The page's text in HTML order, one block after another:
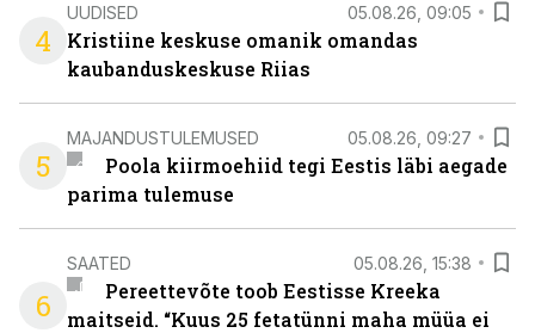
4
UUDISED 05.08.26, 09:05
Kristiine keskuse omanik omandas
kaubanduskeskuse Riias
5
MAJANDUSTULEMUSED 05.08.26, 09:27
Poola kiirmoehiid tegi Eestis läbi aegade
parima tulemuse
6
SAATED 05.08.26, 15:38
Pereettevõte toob Eestisse Kreeka
maitseid. “Kuus 25 fetatünni maha müüa ei